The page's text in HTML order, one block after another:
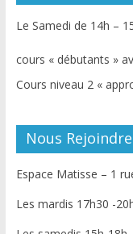
Le Samedi de 14h –
cours « débutants »
Cours niveau 2 «
Nous Rejoindre
Espace Matisse – 1
Les mardis 17h30 -